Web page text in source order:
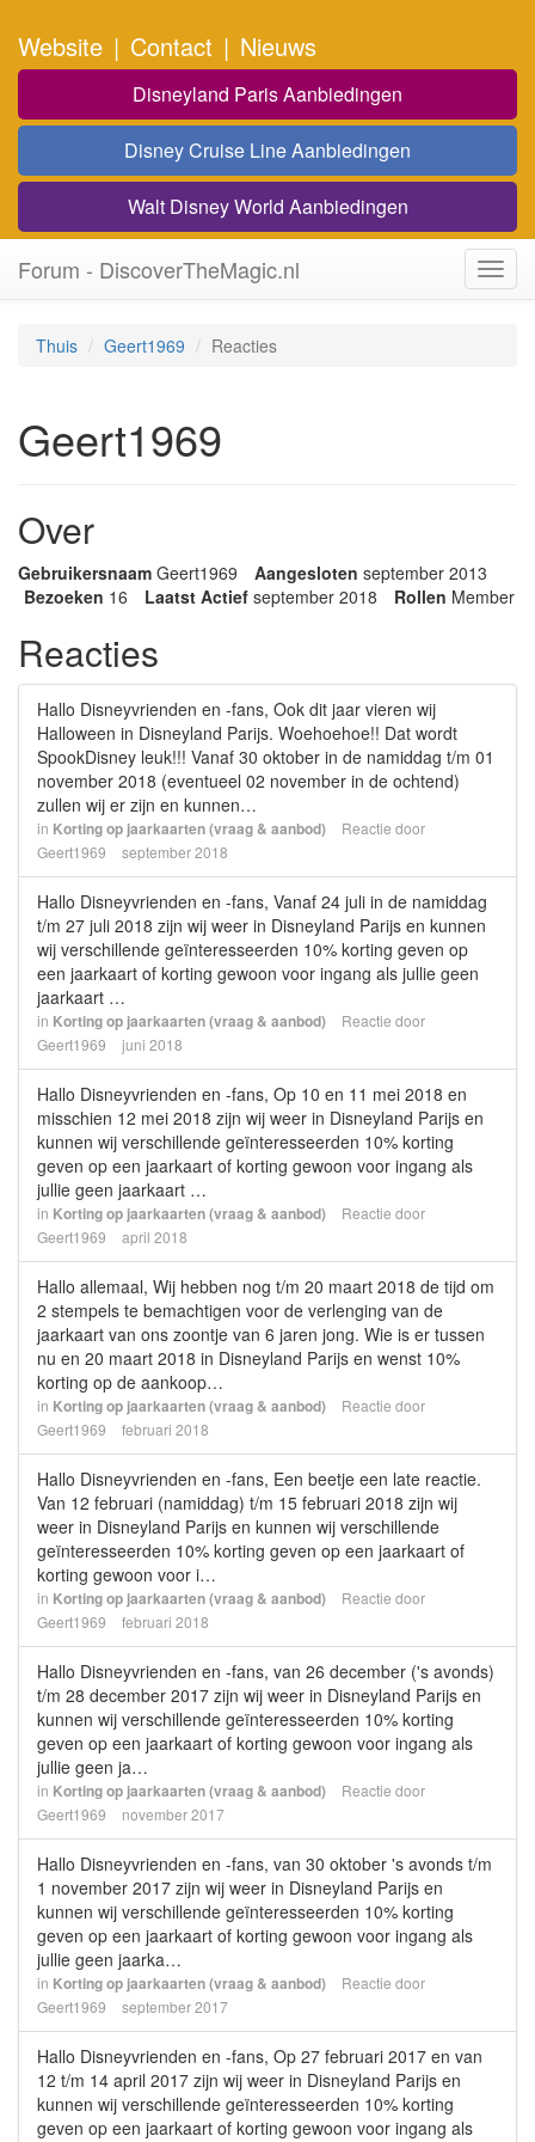
Website | Contact | Nieuws
Disneyland Paris Aanbiedingen
Disney Cruise Line Aanbiedingen
Walt Disney World Aanbiedingen
Forum - DiscoverTheMagic.nl
Thuis Geert1969 Reacties
Geert1969
Over
Gebruikersnaam Geert1969 Aangesloten september 2013
Bezoeken 16 Laatst Actief september 2018 Rollen Member
Reacties
Hallo Disneyvrienden en -fans, Ook dit jaar vieren wij
Halloween in Disneyland Parijs. Woehoehoe!! Dat wordt
SpookDisney leuk!!! Vanaf 30 oktober in de namiddag t/m 01
november 2018 (eventueel 02 november in de ochtend)
zullen wij er zijn en kunnen…
in Korting op jaarkaarten (vraag & aanbod)
Reactie door
Geert1969
september 2018
Hallo Disneyvrienden en -fans, Vanaf 24 juli in de namiddag
t/m 27 juli 2018 zijn wij weer in Disneyland Parijs en kunnen
wij verschillende geïnteresseerden 10% korting geven op
een jaarkaart of korting gewoon voor ingang als jullie geen
jaarkaart …
in Korting op jaarkaarten (vraag & aanbod)
Reactie door
Geert1969
juni 2018
Hallo Disneyvrienden en -fans, Op 10 en 11 mei 2018 en
misschien 12 mei 2018 zijn wij weer in Disneyland Parijs en
kunnen wij verschillende geïnteresseerden 10% korting
geven op een jaarkaart of korting gewoon voor ingang als
jullie geen jaarkaart …
in Korting op jaarkaarten (vraag & aanbod)
Reactie door
Geert1969
april 2018
Hallo allemaal, Wij hebben nog t/m 20 maart 2018 de tijd om
2 stempels te bemachtigen voor de verlenging van de
jaarkaart van ons zoontje van 6 jaren jong. Wie is er tussen
nu en 20 maart 2018 in Disneyland Parijs en wenst 10%
korting op de aankoop…
in Korting op jaarkaarten (vraag & aanbod)
Reactie door
Geert1969
februari 2018
Hallo Disneyvrienden en -fans, Een beetje een late reactie.
Van 12 februari (namiddag) t/m 15 februari 2018 zijn wij
weer in Disneyland Parijs en kunnen wij verschillende
geïnteresseerden 10% korting geven op een jaarkaart of
korting gewoon voor i…
in Korting op jaarkaarten (vraag & aanbod)
Reactie door
Geert1969
februari 2018
Hallo Disneyvrienden en -fans, van 26 december ('s avonds)
t/m 28 december 2017 zijn wij weer in Disneyland Parijs en
kunnen wij verschillende geïnteresseerden 10% korting
geven op een jaarkaart of korting gewoon voor ingang als
jullie geen ja…
in Korting op jaarkaarten (vraag & aanbod)
Reactie door
Geert1969
november 2017
Hallo Disneyvrienden en -fans, van 30 oktober 's avonds t/m
1 november 2017 zijn wij weer in Disneyland Parijs en
kunnen wij verschillende geïnteresseerden 10% korting
geven op een jaarkaart of korting gewoon voor ingang als
jullie geen jaarka…
in Korting op jaarkaarten (vraag & aanbod)
Reactie door
Geert1969
september 2017
Hallo Disneyvrienden en -fans, Op 27 februari 2017 en van
12 t/m 14 april 2017 zijn wij weer in Disneyland Parijs en
kunnen wij verschillende geïnteresseerden 10% korting
geven op een jaarkaart of korting gewoon voor ingang als